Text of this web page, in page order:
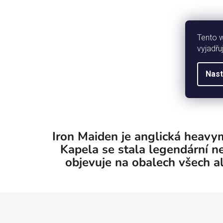
Tento
Iron Maiden je anglická
Kapela se stala legendární
objevuje na obalech všech